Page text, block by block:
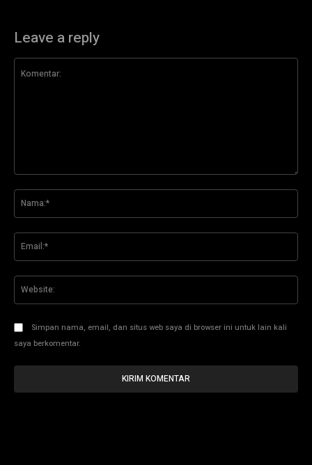
Leave a reply
Simpan nama, email, dan situs web saya di browser ini untuk lain kali
saya berkomentar.